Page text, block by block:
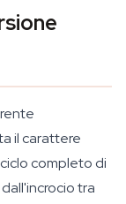
il carattere
completo di
tra